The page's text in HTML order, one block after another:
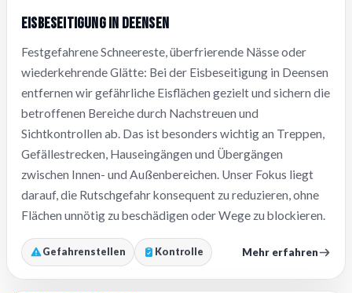
Eisbeseitigung in Deensen
Festgefahrene Schneereste, überfrierende Nässe oder
wiederkehrende Glätte: Bei der Eisbeseitigung in Deensen
entfernen wir gefährliche Eisflächen gezielt und sichern die
betroffenen Bereiche durch Nachstreuen und
Sichtkontrollen ab. Das ist besonders wichtig an Treppen,
Gefällestrecken, Hauseingängen und Übergängen
zwischen Innen- und Außenbereichen. Unser Fokus liegt
darauf, die Rutschgefahr konsequent zu reduzieren, ohne
Flächen unnötig zu beschädigen oder Wege zu blockieren.
Gefahrenstellen Kontrolle Mehr erfahren